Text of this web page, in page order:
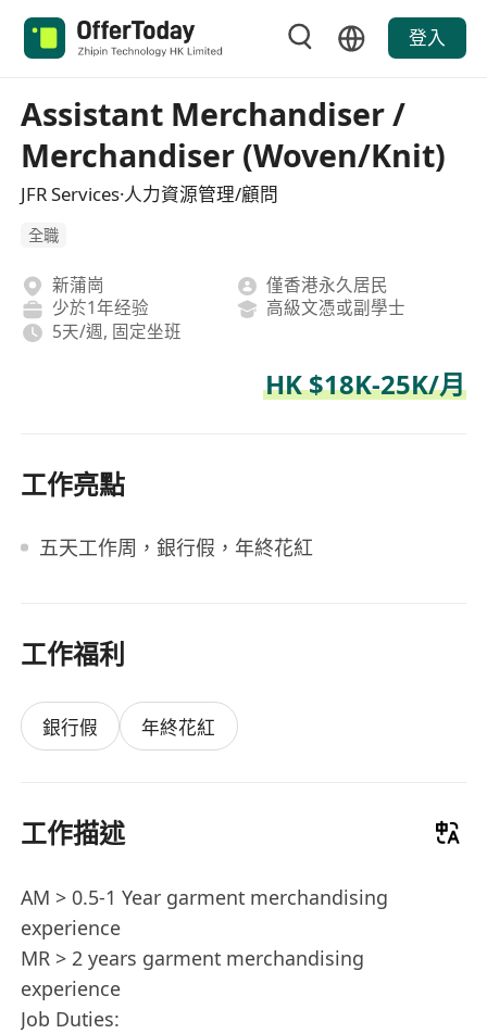
登入
Assistant Merchandiser /
Merchandiser (Woven/Knit)
JFR Services·人力資源管理/顧問
全職
新蒲崗
僅香港永久居民
少於1年经验
高級文憑或副學士
5天/週, 固定坐班
HK $18K-25K/月
工作亮點
五天工作周，銀行假，年終花紅
工作福利
銀行假 年終花紅
工作描述
AM > 0.5-1 Year garment merchandising
experience
MR > 2 years garment merchandising
experience
Job Duties: